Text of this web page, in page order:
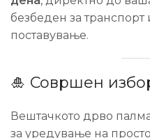
безбеден за
поставување.
🎍 Совршен
Вештачкото дрво
за уредување на